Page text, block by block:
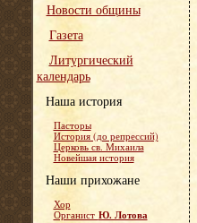
Новости общины
Газета
Литургический
календарь
Наша история
Пасторы
История (до репрессий)
Церковь св. Михаила
Новейшая история
Наши прихожане
Хор
Органист Ю. Лотова